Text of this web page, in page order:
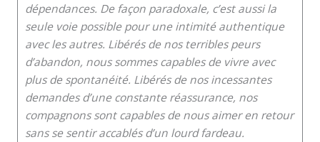
dépendances. De façon paradoxale, c’est aussi la
seule voie possible pour une intimité authentique
avec les autres. Libérés de nos terribles peurs
d’abandon, nous sommes capables de vivre avec
plus de spontanéité. Libérés de nos incessantes
demandes d’une constante réassurance, nos
compagnons sont capables de nous aimer en retour
sans se sentir accablés d’un lourd fardeau.